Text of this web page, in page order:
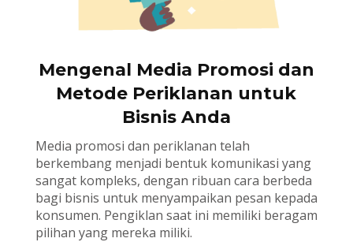
Mengenal Media Promosi dan
Metode Periklanan untuk
Bisnis Anda
Media promosi dan periklanan telah
berkembang menjadi bentuk komunikasi yang
sangat kompleks, dengan ribuan cara berbeda
bagi bisnis untuk menyampaikan pesan kepada
konsumen. Pengiklan saat ini memiliki beragam
pilihan yang mereka miliki.